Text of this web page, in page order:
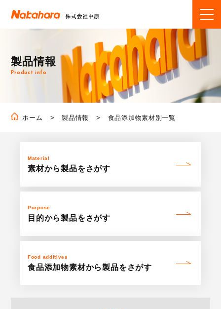
製品情報
Product info
ホーム 製品情報 食品添加物素材別一覧
Material
素材から製品をさがす
Purpose
目的から製品をさがす
Food additives
食品添加物素材から製品をさがす